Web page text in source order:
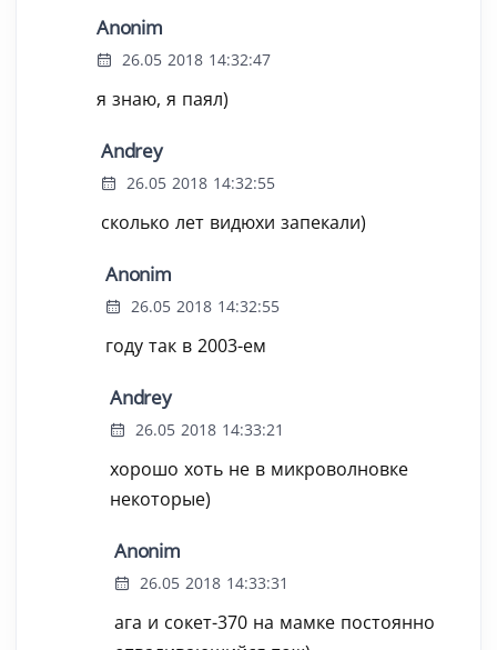
Anonim
26.05 2018 14:32:47
я знаю, я паял)
Andrey
26.05 2018 14:32:55
сколько лет видюхи запекали)
Anonim
26.05 2018 14:32:55
году так в 2003-ем
Andrey
26.05 2018 14:33:21
хорошо хоть не в микроволновке
некоторые)
Anonim
26.05 2018 14:33:31
ага и сокет-370 на мамке постоянно